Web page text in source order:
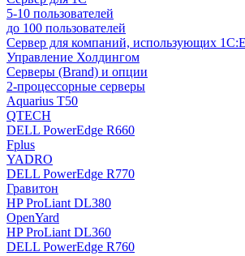
5-10 пользователей
до 100 пользователей
Сервер для компаний, использующих
Управление Холдингом
Серверы (Brand) и опции
2-процессорные серверы
Aquarius T50
QTECH
DELL PowerEdge R660
Fplus
YADRO
DELL PowerEdge R770
Гравитон
HP ProLiant DL380
OpenYard
HP ProLiant DL360
DELL PowerEdge R760